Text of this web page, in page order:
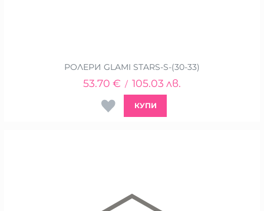
РОЛЕРИ GLAMI STARS-S-(30-33)
53.70 € / 105.03 лв.
КУПИ